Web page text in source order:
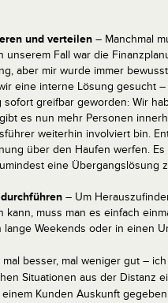
und verteilen – Manchmal
unserem Fall war die
aber mir wurde immer
eine interne Lösung gesucht
sofort greifbar geworden: Wir
es nun mehr Personen
weiterhin involviert bin.
über den Haufen werfen.
eine Übergangslösung
– Um
kann, muss man es einfach
lange Weekends oder in einen
besser, mal weniger gut –
Situationen aus der Distanz
einem Kunden Auskunft